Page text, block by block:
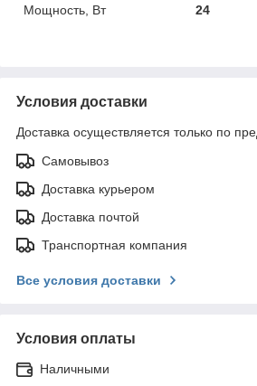
Мощность, Вт
24
Условия доставки
Доставка осуществляется только по
Самовывоз
Доставка курьером
Доставка почтой
Транспортная компания
Все условия доставки
Условия оплаты
Наличными